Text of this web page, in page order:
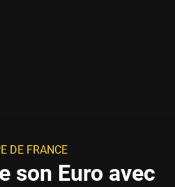
DE FRANCE
son Euro avec